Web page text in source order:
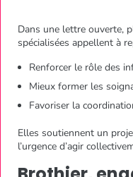
Dans une lettre ouverte,
spécialisées appellent à
Renforcer le rôle des
Mieux former les
Favoriser la
Elles soutiennent un
l’urgence d’agir